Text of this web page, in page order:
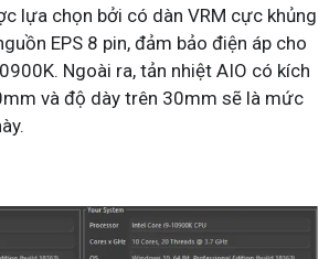
lựa chọn bởi có dàn VRM cực khủng
EPS 8 pin, đảm bảo điện áp cho
Ngoài ra, tản nhiệt AIO có kích
và độ dày trên 30mm sẽ là mức